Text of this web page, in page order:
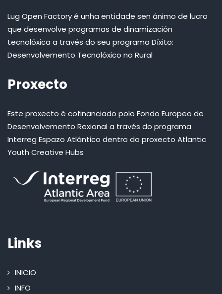
Lug Open Factory é unha entidade sen ánimo de lucro
que desenvolve programas de dinamización
tecnolóxica a través do seu programa Díxito:
Desenvolvemento Tecnolóxico no Rural
Proxecto
Este proxecto é cofinanciado polo Fondo Europeo de
Desenvolvemento Rexional a través do programa
Interreg Espazo Atlántico dentro do proxecto Atlantic
Youth Creative Hubs
Links
INICIO
INFO